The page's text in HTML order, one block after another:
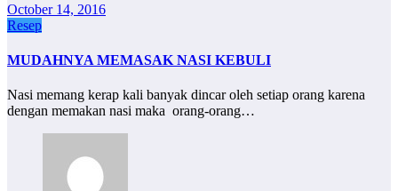
October 14, 2016
Resep
MUDAHNYA MEMASAK NASI KEBULI
Nasi memang kerap kali banyak dincar oleh setiap orang karena
dengan memakan nasi maka orang-orang…